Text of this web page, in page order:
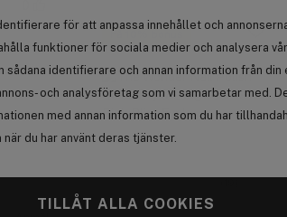
för att anpassa innehållet och
funktioner för sociala medier och analysera
sådana identifierare och annan information från din
och analysföretag som vi samarbetar med.
med annan information som du har
du har använt deras tjänster.
TILLÅT ALLA COOKIES
Få 10% bonus